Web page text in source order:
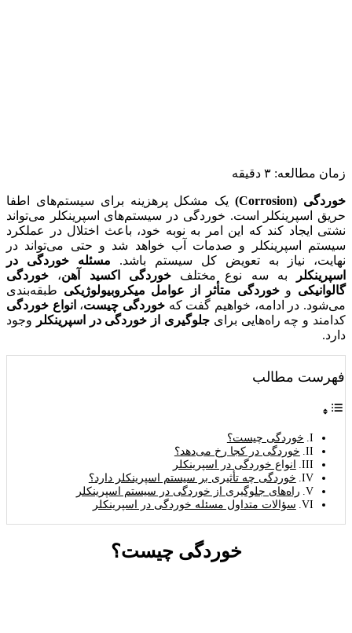
زمان مطالعه: ۳ دقیقه
خوردگی (Corrosion)
یک مشکل پرهزینه برای سیستم‌های اطفا
حریق اسپرینکلر است. خوردگی در سیستم‌های اسپرینکلر می‌تواند
نشتی ایجاد کند که این امر به نوبه خود، باعث اختلال در عملکرد
سیستم اسپرینکلر و صدمات آب خواهد شد و حتی می‌تواند در
نهایت، نیاز به تعویض کل سیستم باشد. مسئله خوردگی در
اسپرینکلر
به سه نوع مختلفخوردگی اکسید آهن، خوردگی
گالوانیکی وخوردگی متأثر از عوامل میکروبیولوژیکی طبقه‌بندی
می‌شود. در ادامه، خواهیم گفت که خوردگی چیست، انواع خوردگی
کدامند و چه راه‌هایی برای جلوگیری از خوردگی در اسپرینکلر
وجود
دارد.
فهرست مطالب
خوردگی چیست؟
خوردگی در کجا رخ می‌دهد؟
انواع خوردگی در اسپرینکلر
خوردگی چه تأثیری بر سیستم اسپرینکلر دارد؟
راه‌های جلوگیری از خوردگی در سیستم اسپرینکلر
سؤالات متداول مسئله خوردگی در اسپرینکلر
خوردگی چیست؟